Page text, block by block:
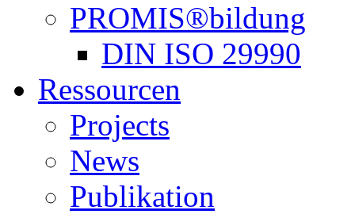
PROMIS®bildung
DIN ISO 29990
Ressourcen
Projects
News
Publikation